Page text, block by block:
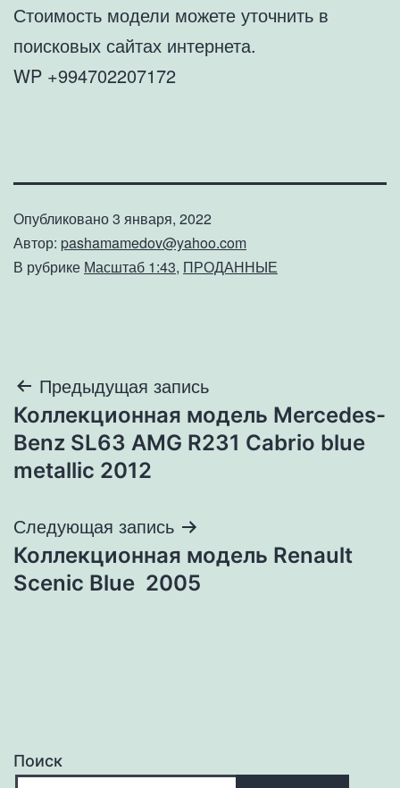
Стоимость модели можете уточнить в
поисковых сайтах интернета.
WP +994702207172
Опубликовано3 января, 2022
Автор: pashamamedov@yahoo.com
В рубрике Масштаб 1:43, ПРОДАННЫЕ
Навигация
по
записям
Предыдущая запись
Коллекционная модель Mercedes-
Benz SL63 AMG R231 Cabrio blue
metallic 2012
Следующая запись
Коллекционная модель Renault
Scenic Blue 2005
Поиск